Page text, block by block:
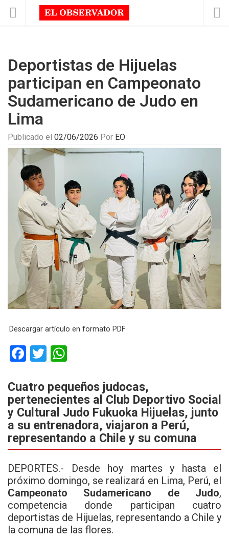
Deportistas de Hijuelas
participan en Campeonato
Sudamericano de Judo en
Lima
Publicado el 02/06/2026 Por EO
Descargar artículo en formato PDF
F
ce
b
o
o
k
T
tt
er
at
s
A
p
p
Cuatro pequeños judocas,
pertenecientes al Club Deportivo Social
y Cultural Judo Fukuoka Hijuelas, junto
a su entrenadora, viajaron a Perú,
representando a Chile y su comuna
DEPORTES.- Desde hoy martes y hasta el
próximo domingo, se realizará en Lima, Perú, el
Campeonato Sudamericano de Judo,
competencia donde participan cuatro
deportistas de Hijuelas, representando a Chile y
la comuna de las flores.